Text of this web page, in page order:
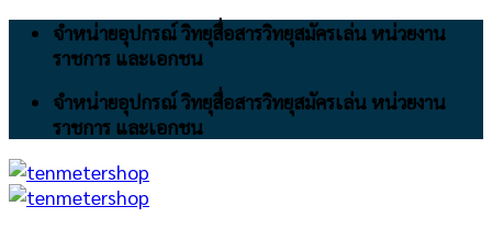
Skip
จำหน่ายอุปกรณ์ วิทยุสื่อสารวิทยุสมัครเล่น หน่วยงาน
ราชการ และเอกชน
จำหน่ายอุปกรณ์ วิทยุสื่อสารวิทยุสมัครเล่น หน่วยงาน
ราชการ และเอกชน